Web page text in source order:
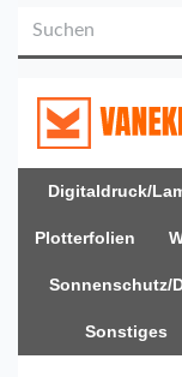
Digitaldruck/
Plotterfolien
Sonnenschutz/
Sonstiges